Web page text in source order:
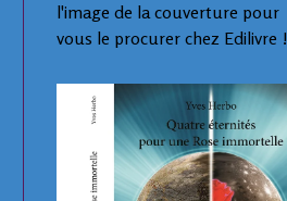
l'image de la couverture pour
vous le procurer chez Edilivre !